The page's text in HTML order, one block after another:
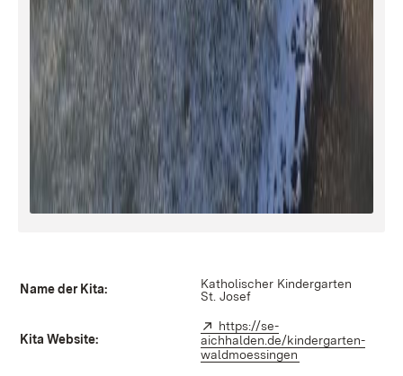
Name der Kita:
Katholischer Kindergarten
St. Josef
Kita Website:
Extern:
https://se-
aichhalden.de/kindergarten-
waldmoessingen